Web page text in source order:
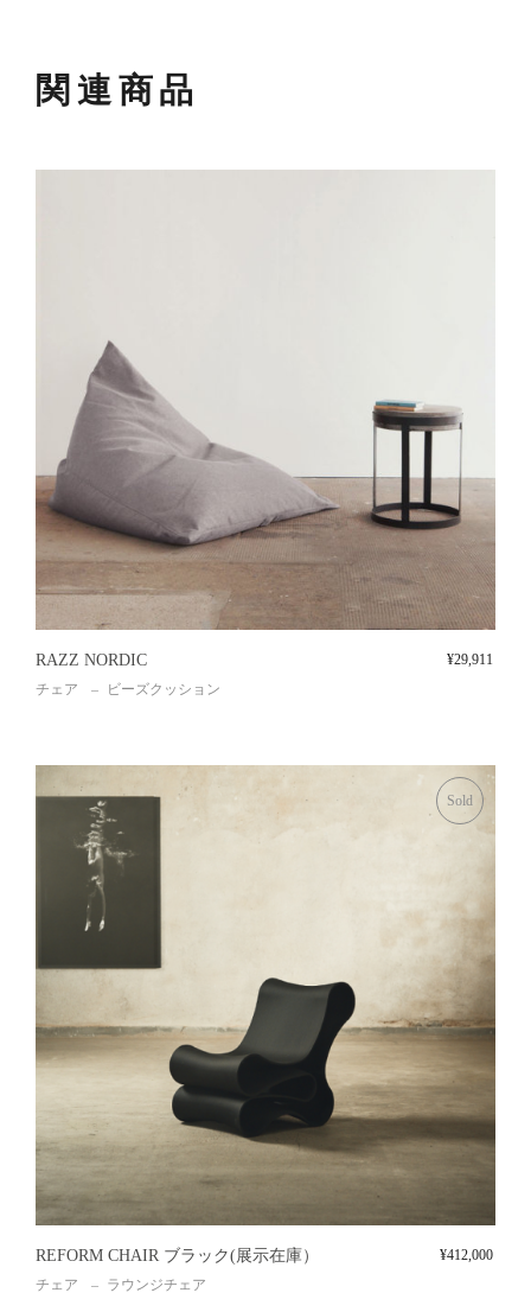
関連商品
RAZZ NORDIC
チェア ビーズクッション
¥29,911
Sold
REFORM CHAIR ブラック(展示在庫）
チェア ラウンジチェア
¥412,000